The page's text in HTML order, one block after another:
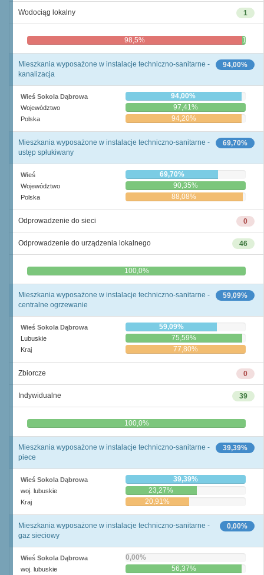
1
Wodociąg lokalny
98,5% 1,5%
94,00%
Mieszkania wyposażone w instalacje techniczno-sanitarne -
kanalizacja
Wieś Sokola Dąbrowa 94,00%
Województwo 97,41%
Polska 94,20%
69,70%
Mieszkania wyposażone w instalacje techniczno-sanitarne -
ustęp spłukiwany
Wieś 69,70%
Województwo 90,35%
Polska 88,08%
0
Odprowadzenie do sieci
46
Odprowadzenie do urządzenia lokalnego
0,0% 100,0%
59,09%
Mieszkania wyposażone w instalacje techniczno-sanitarne -
centralne ogrzewanie
Wieś Sokola Dąbrowa 59,09%
Lubuskie 75,59%
Kraj 77,80%
0
Zbiorcze
39
Indywidualne
0,0% 100,0%
39,39%
Mieszkania wyposażone w instalacje techniczno-sanitarne -
piece
Wieś Sokola Dąbrowa 39,39%
woj. lubuskie 23,27%
Kraj 20,91%
0,00%
Mieszkania wyposażone w instalacje techniczno-sanitarne -
gaz sieciowy
Wieś Sokola Dąbrowa 0,00%
woj. lubuskie 56,37%